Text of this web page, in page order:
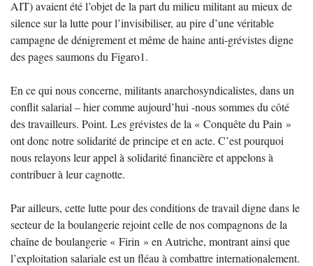
AIT) avaient été l’objet de la part du milieu militant au mieux de
silence sur la lutte pour l’invisibiliser, au pire d’une véritable
campagne de dénigrement et même de haine anti-grévistes digne
des pages saumons du Figaro1.
En ce qui nous concerne, militants anarchosyndicalistes, dans un
conflit salarial – hier comme aujourd’hui -nous sommes du côté
des travailleurs. Point. Les grévistes de la « Conquête du Pain »
ont donc notre solidarité de principe et en acte. C’est pourquoi
nous relayons leur appel à solidarité financière et appelons à
contribuer à leur cagnotte.
Par ailleurs, cette lutte pour des conditions de travail digne dans le
secteur de la boulangerie rejoint celle de nos compagnons de la
chaîne de boulangerie « Firin » en Autriche, montrant ainsi que
l’exploitation salariale est un fléau à combattre internationalement.